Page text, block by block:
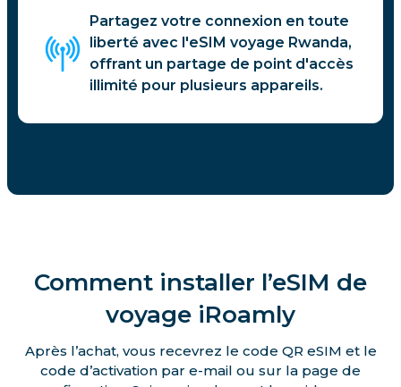
Partagez votre connexion en toute
liberté avec l'eSIM voyage Rwanda,
offrant un partage de point d'accès
illimité pour plusieurs appareils.
Comment installer l’eSIM de
voyage iRoamly
Après l’achat, vous recevrez le code QR eSIM et le
code d’activation par e-mail ou sur la page de